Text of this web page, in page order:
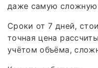
даже самую сложную
Сроки от 7 дней,
точная цена
учётом объёма,